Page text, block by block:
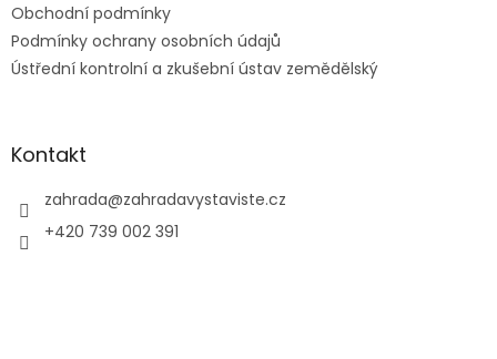
Obchodní podmínky
Podmínky ochrany osobních údajů
Ústřední kontrolní a zkušební ústav zemědělský
Kontakt
zahrada@zahradavystaviste.cz
+420 739 002 391